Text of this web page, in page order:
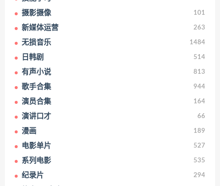
摄影摄像 101
新媒体运营 263
无损音乐 1484
日韩剧 514
有声小说 813
歌手合集 944
演员合集 164
演讲口才 66
漫画 189
电影单片 527
系列电影 535
纪录片 294